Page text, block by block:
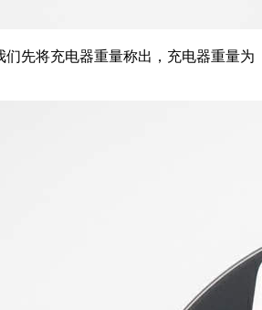
们先将充电器重量称出，充电器重量为